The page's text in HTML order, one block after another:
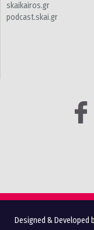
skaikairos.gr
podcast.skai.gr
Designed & Developed